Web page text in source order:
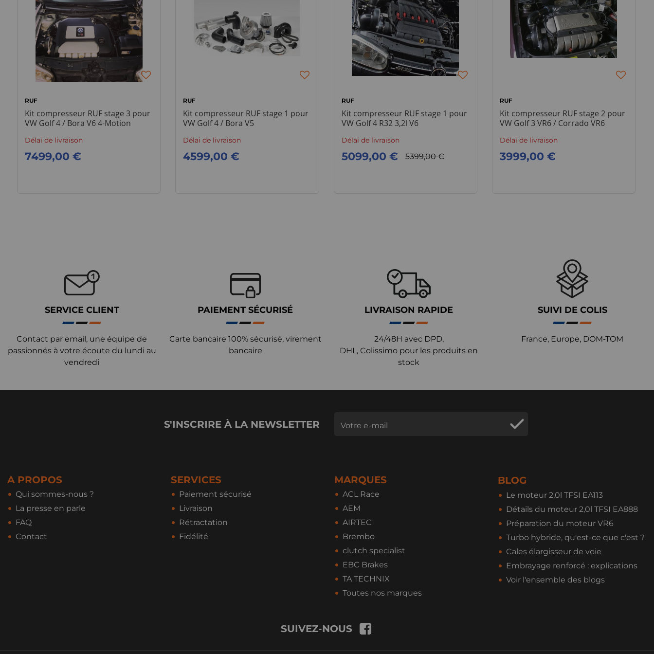
RUF
Kit compresseur RUF stage 3 pour
VW Golf 4 / Bora V6 4-Motion
Délai de livraison
7499,00 €
RUF
Kit compresseur RUF stage 1 pour
VW Golf 4 / Bora V5
Délai de livraison
4599,00 €
RUF
Kit compresseur RUF stage 1 pour
VW Golf 4 R32 3,2l V6
Délai de livraison
5399,00 €
5099,00 €
RUF
Kit compresseur RUF stage 2 pour
VW Golf 3 VR6 / Corrado VR6
Délai de livraison
3999,00 €
SERVICE CLIENT
Contact par email, une équipe de
passionnés à votre écoute du lundi au
vendredi
PAIEMENT SÉCURISÉ
Carte bancaire 100% sécurisé, virement
bancaire
LIVRAISON RAPIDE
24/48H avec DPD,
DHL, Colissimo pour les produits en
stock
SUIVI DE COLIS
France, Europe, DOM-TOM
S'INSCRIRE À LA NEWSLETTER
A PROPOS
Qui sommes-nous ?
La presse en parle
FAQ
Contact
SERVICES
Paiement sécurisé
Livraison
Rétractation
Fidélité
MARQUES
ACL Race
AEM
AIRTEC
Brembo
clutch specialist
EBC Brakes
TA TECHNIX
Toutes nos marques
BLOG
Le moteur 2,0l TFSI EA113
Détails du moteur 2,0l TFSI EA888
Préparation du moteur VR6
Turbo hybride, qu'est-ce que c'est ?
Cales élargisseur de voie
Embrayage renforcé : explications
Voir l'ensemble des blogs
SUIVEZ-NOUS